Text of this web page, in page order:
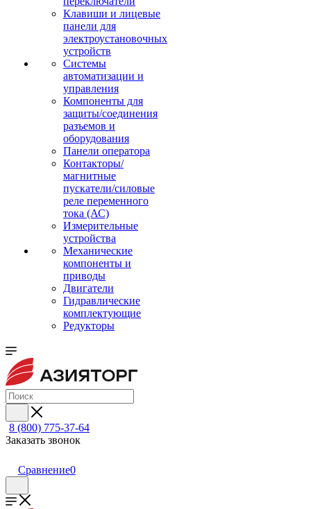
Клавиши и лицевые
панели для
электроустановочных
устройств
Системы
автоматизации и
управления
Компоненты для
защиты/соединения
разъемов и
оборудования
Панели оператора
Контакторы/
магнитные
пускатели/силовые
реле переменного
тока (АС)
Измерительные
устройства
Механические
компоненты и
приводы
Двигатели
Гидравлические
комплектующие
Редукторы
8 (800) 775-37-64
Заказать звонок
Сравнение0